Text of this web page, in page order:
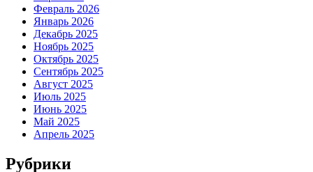
Февраль 2026
Январь 2026
Декабрь 2025
Ноябрь 2025
Октябрь 2025
Сентябрь 2025
Август 2025
Июль 2025
Июнь 2025
Май 2025
Апрель 2025
Рубрики